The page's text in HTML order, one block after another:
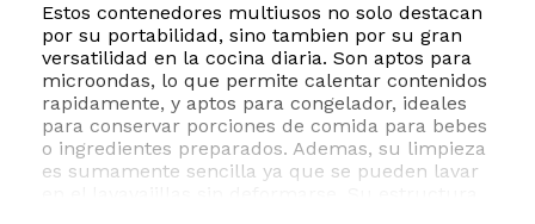
Estos contenedores multiusos no solo destacan
por su portabilidad, sino tambien por su gran
versatilidad en la cocina diaria. Son aptos para
microondas, lo que permite calentar contenidos
rapidamente, y aptos para congelador, ideales
para conservar porciones de comida para bebes
o ingredientes preparados. Ademas, su limpieza
es sumamente sencilla ya que se pueden lavar